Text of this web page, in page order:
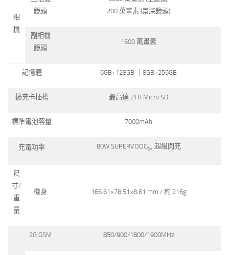
相
機
鏡頭
200 萬畫素 (景深鏡頭)
副相機
鏡頭
1600 萬畫素
記憶體 6GB+128GB ｜8GB+256GB
擴充卡插槽 最高達 2TB Micro SD
標準電池容量 7000mAh
充電功率 80W SUPERVOOCTM 超級閃充
尺
寸/
重
量
機身 166.61×78.51×8.61 mm / 約 216g
2G GSM 850/900/1800/1900MHz